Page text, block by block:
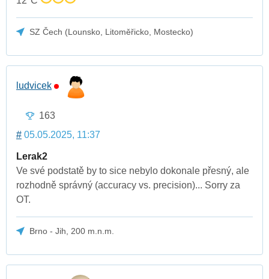
SZ Čech (Lounsko, Litoměřicko, Mostecko)
ludvicek
163
# 05.05.2025, 11:37
Lerak2
Ve své podstatě by to sice nebylo dokonale přesný, ale
rozhodně správný (accuracy vs. precision)... Sorry za
OT.
Brno - Jih, 200 m.n.m.